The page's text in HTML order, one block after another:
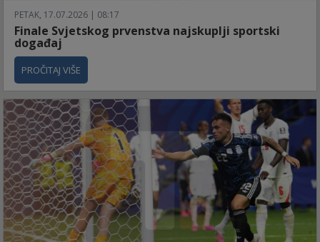
PETAK, 17.07.2026 | 08:17
Finale Svjetskog prvenstva najskuplji sportski
događaj
PROČITAJ VIŠE